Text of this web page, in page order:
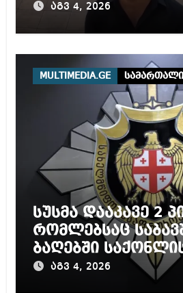
აგვ 4, 2026
MULTIMEDIA.GE სამართალი
სუსმა დააკავე 2
რომლებსაც
ბაღებში
ნაცვლად ცხენის
აგვ 4, 2026